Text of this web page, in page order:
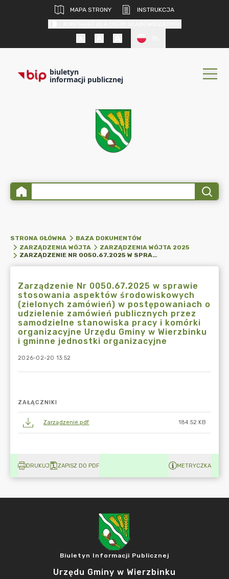
MAPA STRONY
INSTRUKCJA
biuletyn
informacji publicznej
STRONA GŁÓWNA
BAZA DOKUMENTÓW
ZARZĄDZENIA WÓJTA
ZARZĄDZENIA WÓJTA 2025
ZARZĄDZENIE NR 0050.67.2025 W SPRAWIE STOSOWANIA ASPEKTÓW ŚRODOWISKOWYCH (ZIELONYCH ZAMÓWIEŃ) W POSTĘPOWANIACH O UDZIELENIE ZAMÓWIEŃ PUBLICZNYCH PRZEZ SAMODZIELNE STANOWISKA PRACY I KOMÓRKI ORGANIZACYJNE URZĘDU GMINY W WIERZBINKU I GMINNE JEDNOSTKI ORGANIZACYJNE
Zarządzenie Nr 0050.67.2025 w sprawie
stosowania aspektów środowiskowych
(zielonych zamówień) w postępowaniach o
udzielenie zamówień publicznych przez
samodzielne stanowiska pracy i komórki
organizacyjne Urzędu Gminy w Wierzbinku
i gminne jednostki organizacyjne
2026-02-20 13:52
ZAŁĄCZNIKI
Zarządzenie.pdf 184.52 KB
DRUKUJ ZAPISZ DO PDF METRYCZKA
Biuletyn Informacji Publicznej
Urzędu Gminy w Wierzbinku